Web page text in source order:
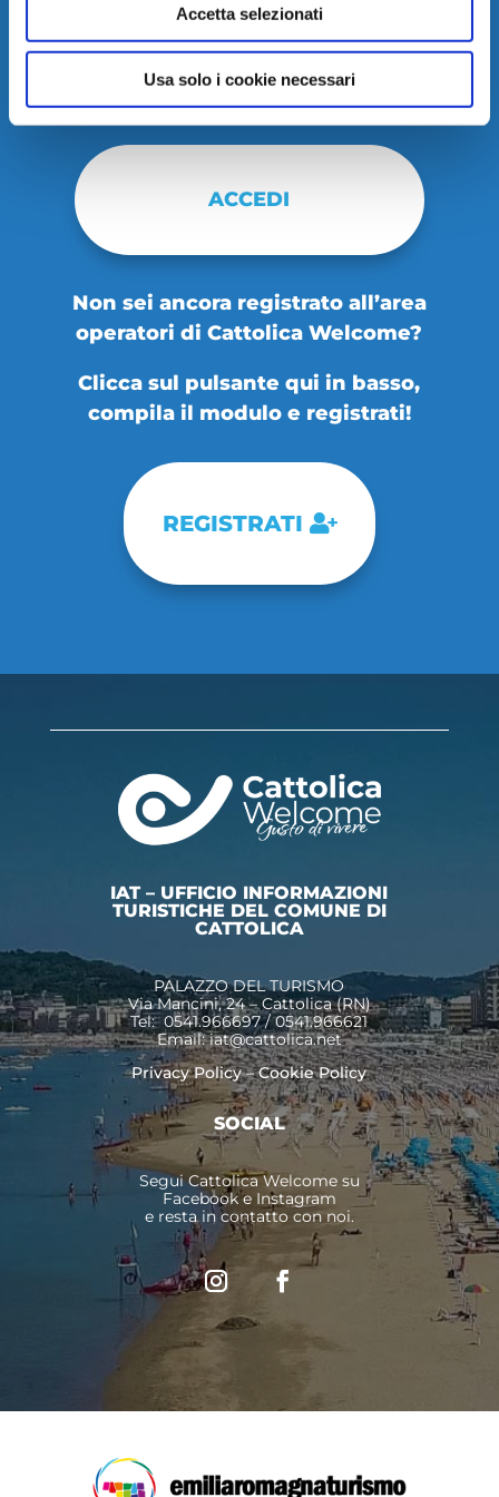
Accetta selezionati
Usa solo i cookie necessari
Password dimenticata?
Ricordami
Non sei ancora registrato all’area
operatori di Cattolica Welcome?
Clicca sul pulsante qui in basso,
compila il modulo e registrati!
REGISTRATI
IAT – UFFICIO INFORMAZIONI
TURISTICHE DEL COMUNE DI
CATTOLICA
PALAZZO DEL TURISMO
Via Mancini, 24 – Cattolica (RN)
Tel: 0541.966697 / 0541.966621
Email:iat@cattolica.net
Privacy Policy–Cookie Policy
SOCIAL
Segui Cattolica Welcome su
Facebook e Instagram
e resta in contatto con noi.